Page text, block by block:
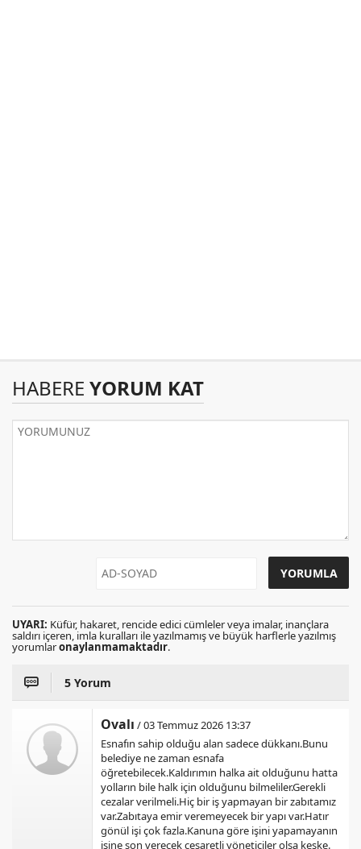
HABERE YORUM KAT
UYARI: Küfür, hakaret, rencide edici cümleler veya imalar, inançlara
saldırı içeren, imla kuralları ile yazılmamış ve büyük harflerle yazılmış
yorumlaronaylanmamaktadır.
5 Yorum
Ovalı / 03 Temmuz 2026 13:37
Esnafın sahip olduğu alan sadece dükkanı.Bunu
belediye ne zaman esnafa
öğretebilecek.Kaldırımın halka ait olduğunu hatta
yolların bile halk için olduğunu bilmeliler.Gerekli
cezalar verilmeli.Hiç bir iş yapmayan bir zabıtamız
var.Zabıtaya emir veremeyecek bir yapı var.Hatır
gönül işi çok fazla.Kanuna göre işini yapamayanın
işine son verecek cesaretli yöneticiler olsa keşke.